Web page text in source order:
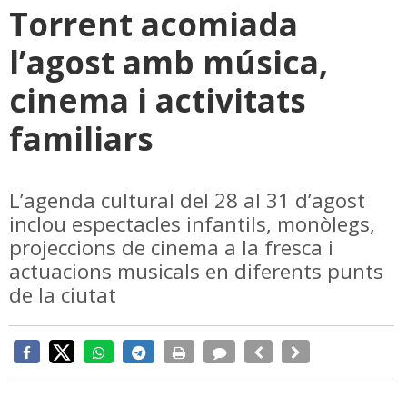
Torrent acomiada
l’agost amb música,
cinema i activitats
familiars
L’agenda cultural del 28 al 31 d’agost
inclou espectacles infantils, monòlegs,
projeccions de cinema a la fresca i
actuacions musicals en diferents punts
de la ciutat